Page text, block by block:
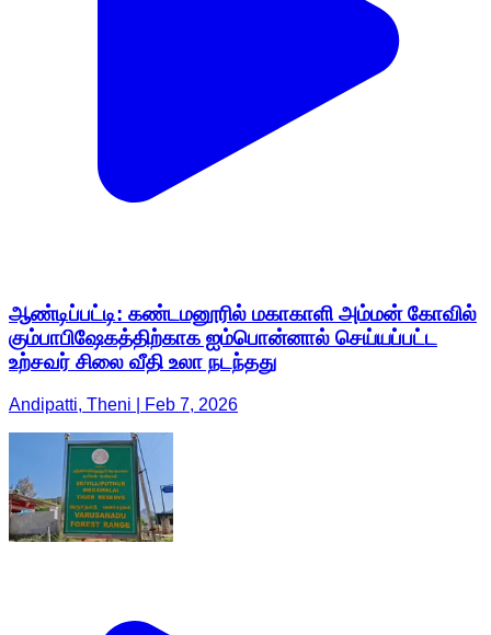
ஆண்டிப்பட்டி: கண்டமனூரில் மகாகாளி அம்மன் கோவில்
கும்பாபிஷேகத்திற்காக ஐம்பொன்னால் செய்யப்பட்ட
உற்சவர் சிலை வீதி உலா நடந்தது
Andipatti, Theni | Feb 7, 2026